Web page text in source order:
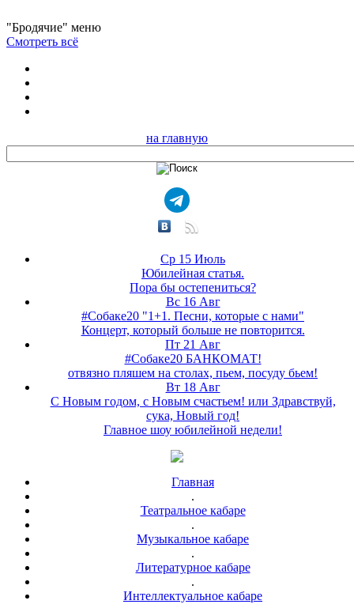
"Бродячие" меню
Смотреть всё
на главную
Ср 15 Июль
Юбилейная статья.
Пора бы остепениться?
Вс 16 Авг
#Собаке20 "1+1. Песни, которые с нами"
Концерт, который больше не повторится.
Пт 21 Авг
#Собаке20 БАНКОМАТ!
отвязно пляшем на столах, пьем, посуду бьем!
Вт 18 Авг
С Новым годом, с Новым счастьем! или Здравствуй,
сука, Новый год!
Главное шоу юбилейной недели!
Главная
.
Театральное кабаре
.
Музыкальное кабаре
.
Литературное кабаре
.
Интеллектуальное кабаре